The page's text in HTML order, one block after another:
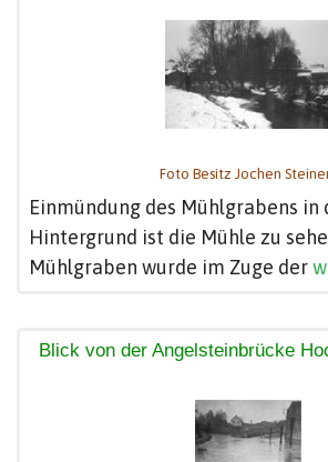
Foto Besitz Jochen
Einmündung des Mühlgrabens in
Hintergrund ist die Mühle zu
Mühlgraben wurde im Zuge der
Blick von der Angelsteinbrücke